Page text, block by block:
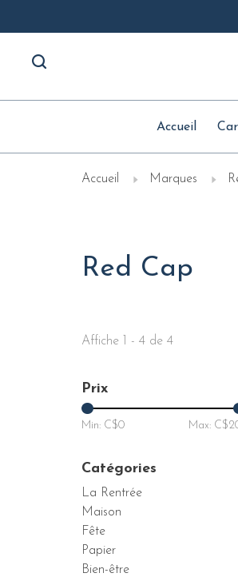
Accueil
Accueil Marques
Red Cap
Affiche 1 - 4 de 4
Prix
Min: C$0 Max: C$
Catégories
La Rentrée
Maison
Fête
Papier
Bien-être